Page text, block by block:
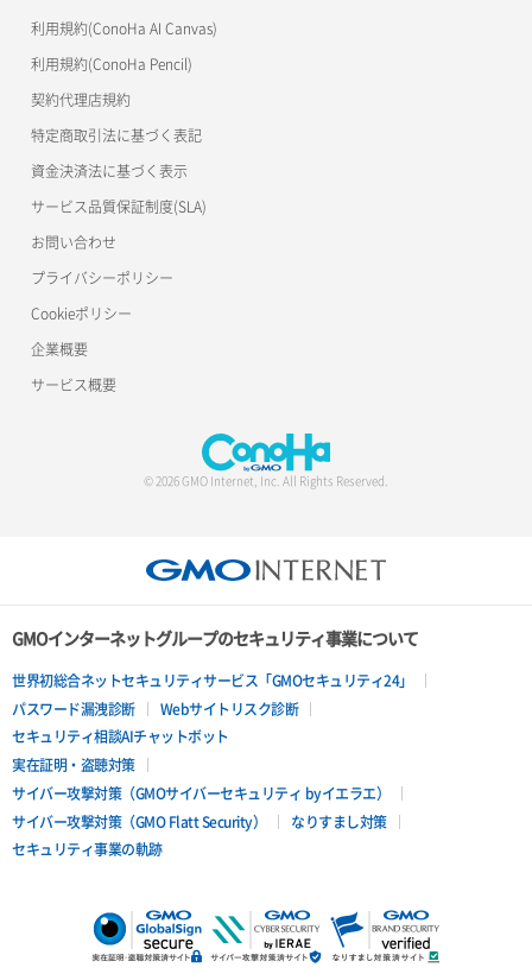
s3cmd
公開API(ConoHa VPS Ver.2.0)
利用規約(ConoHa AI Canvas)
利用規約(ConoHa Pencil)
契約代理店規約
特定商取引法に基づく表記
資金決済法に基づく表示
サービス品質保証制度(SLA)
お問い合わせ
プライバシーポリシー
Cookieポリシー
企業概要
サービス概要
© 2026 GMO Internet, Inc. All Rights Reserved.
GMOインターネットグループのセキュリティ事業について
世界初総合ネットセキュリティサービス「GMOセキュリティ24」
パスワード漏洩診断
Webサイトリスク診断
セキュリティ相談AIチャットボット
実在証明・盗聴対策
サイバー攻撃対策（GMOサイバーセキュリティ byイエラエ）
サイバー攻撃対策（GMO Flatt Security）
なりすまし対策
セキュリティ事業の軌跡